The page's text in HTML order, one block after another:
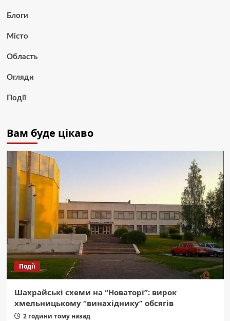
Блоги
Місто
Область
Огляди
Події
Вам буде цікаво
Події
Шахрайські схеми на “Новаторі”: вирок
хмельницькому “винахіднику” обсягів
2 години тому назад